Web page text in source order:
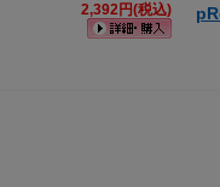
2,392円(税込)